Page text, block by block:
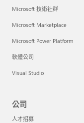
Microsoft 技術社群
Microsoft Marketplace
Microsoft Power Platform
軟體公司
Visual Studio
公司
人才招募